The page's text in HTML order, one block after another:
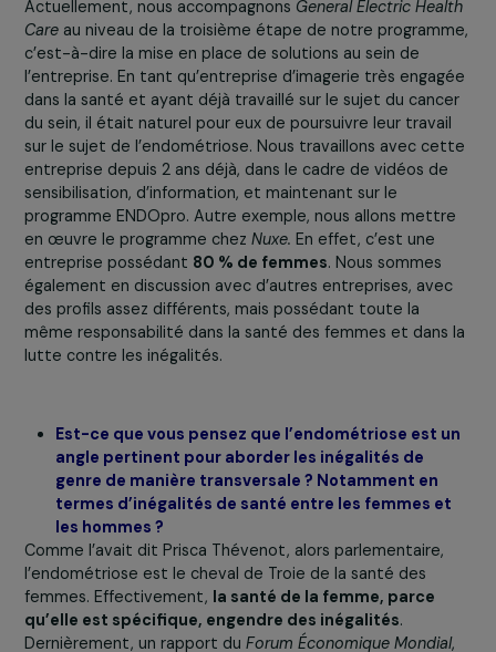
Notre programme présente trois principaux bénéfices :
d’abord, il améliore la qualité de vie des femmes au
l’entreprise en proposant des solutions adaptées.
il permet aux entreprises de soutenir la recherche, car il
est conçu comme une contrepartie à du mécénat
d’entreprise. Enfin, il permet d’obtenir des données
chiffrées jusqu’ici indisponibles. Ce programme
ainsi à créer un cercle vertueux. En termes de mise en
œuvre, il se devise en quatre parties. La première
enla sensibilisation des lignes managériales, des
médecins du travail et des dirigeant.e.s à la maladie
combinant l’expertise médicale et l’expérience des
patientes. Ensuite, une enquête quantitative, élaborée
avec des expert.e.s et des patientes, est menée pour
anonymisée et administrée par un institut spécialisé, a
obtenu un taux de participation de 20 %, révélant que
13 % des femmes sont atteintes ou suspectées
d’endométriose et 9% sont des aidant.e.s. La
étape consiste à accompagner les entreprises dans l
mise en place de solutions adaptées, grâce à notre
réseau d’expert.e.s. Enfin, le programme vise à créer un
label pour encourager les entreprises à devenir
« endoresponsables ».